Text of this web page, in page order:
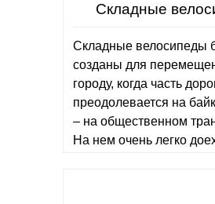
Складные
Складные велосипеды
созданы для
городу, когда часть
преодолевается на
– на общественном
На нем очень легко